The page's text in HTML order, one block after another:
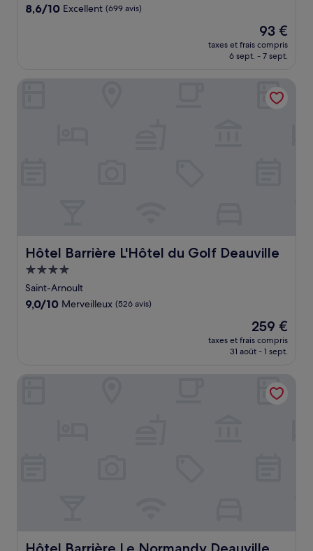
8.6
8,6/10 Excellent (699 avis)
Le
nouveau
prix
de
93 €
93 €
taxes et frais compris
6 sept. - 7 sept.
Hôtel Barrière L'Hôtel du Golf Deauville
Hôtel Barrière L'Hôtel du Golf Deauville
Hébergement
4.0 étoiles
Saint-Arnoult
9.0
9,0/10 Merveilleux (526 avis)
Le
nouveau
prix
de
259 €
259 €
taxes et frais compris
31 août - 1 sept.
Hôtel Barrière Le Normandy Deauville